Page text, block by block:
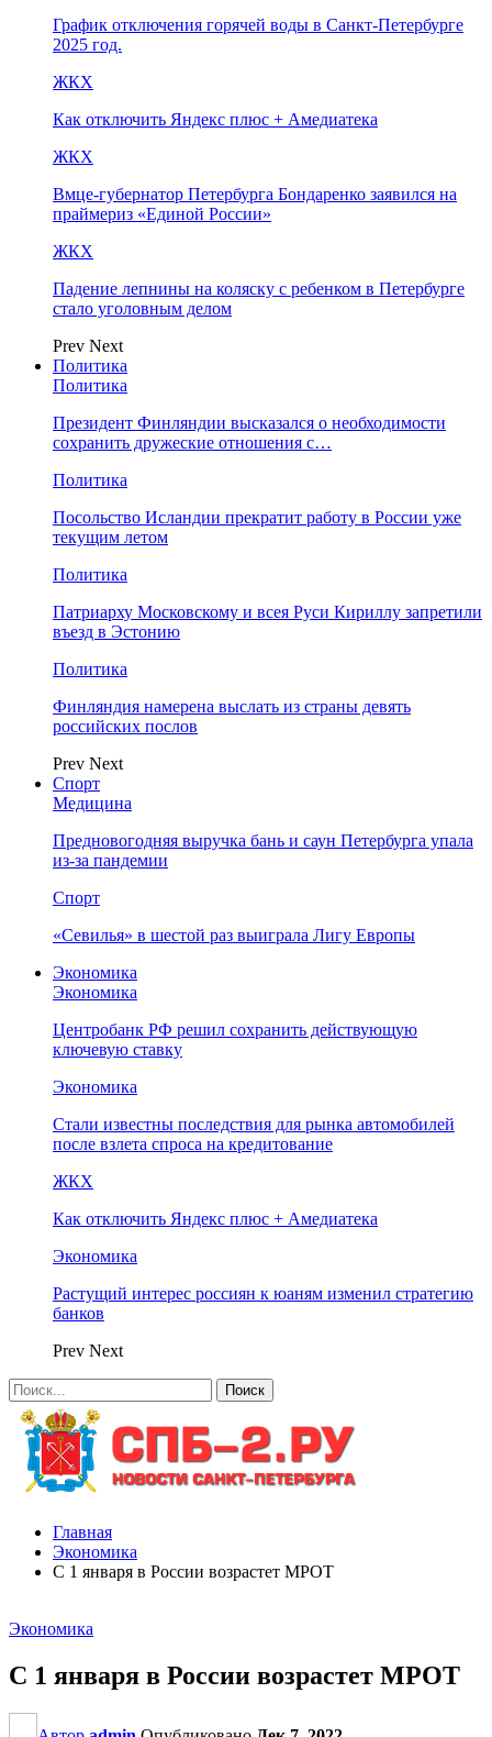
График отключения горячей воды в Санкт-Петербурге
2025 год.
ЖКХ
Как отключить Яндекс плюс + Амедиатека
ЖКХ
Вмце-губернатор Петербурга Бондаренко заявился на
праймериз «Единой России»
ЖКХ
Падение лепнины на коляску с ребенком в Петербурге
стало уголовным делом
Prev Next
Политика
Политика
Президент Финляндии высказался о необходимости
сохранить дружеские отношения с…
Политика
Посольство Исландии прекратит работу в России уже
текущим летом
Политика
Патриарху Московскому и всея Руси Кириллу запретили
въезд в Эстонию
Политика
Финляндия намерена выслать из страны девять
российских послов
Prev Next
Спорт
Медицина
Предновогодняя выручка бань и саун Петербурга упала
из-за пандемии
Спорт
«Севилья» в шестой раз выиграла Лигу Европы
Экономика
Экономика
Центробанк РФ решил сохранить действующую
ключевую ставку
Экономика
Стали известны последствия для рынка автомобилей
после взлета спроса на кредитование
ЖКХ
Как отключить Яндекс плюс + Амедиатека
Экономика
Растущий интерес россиян к юаням изменил стратегию
банков
Prev Next
Главная
Экономика
С 1 января в России возрастет МРОТ
Экономика
С 1 января в России возрастет МРОТ